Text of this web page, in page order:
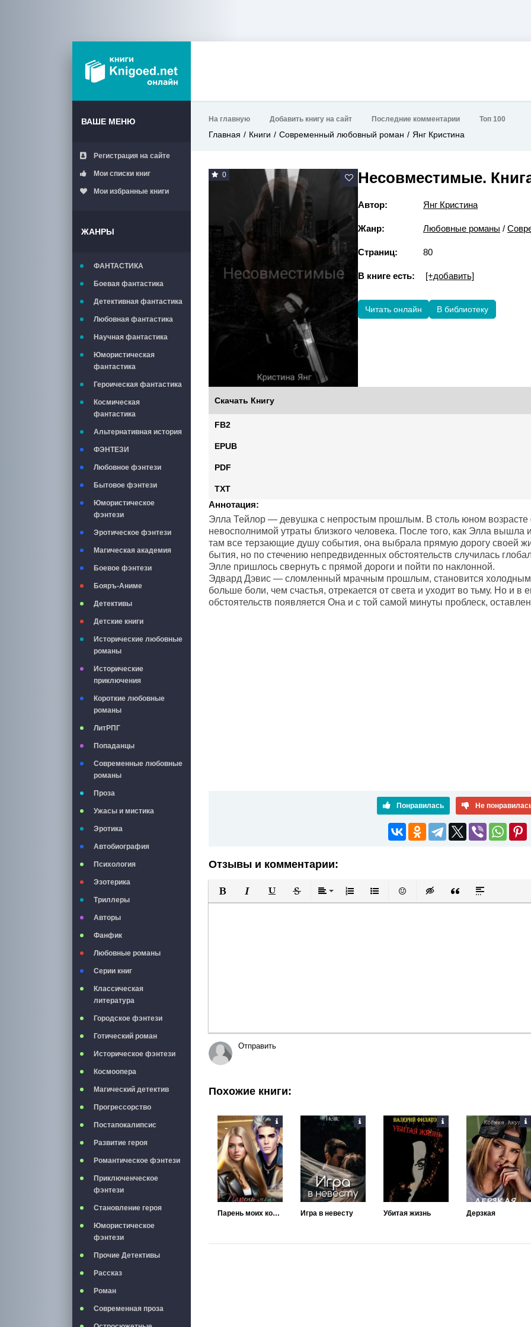
ВАШЕ МЕНЮ
Регистрация на сайте
Мои списки книг
Мои избранные книги
ЖАНРЫ
ФАНТАСТИКА
Боевая фантастика
Детективная фантастика
Любовная фантастика
Научная фантастика
Юмористическая
фантастика
Героическая фантастика
Космическая
фантастика
Альтернативная история
ФЭНТЕЗИ
Любовное фэнтези
Бытовое фэнтези
Юмористическое
фэнтези
Эротическое фэнтези
Магическая академия
Боевое фэнтези
Бояръ-Аниме
Детективы
Детские книги
Исторические любовные
романы
Исторические
приключения
Короткие любовные
романы
ЛитРПГ
Попаданцы
Современные любовные
романы
Проза
Ужасы и мистика
Эротика
Автобиография
Психология
Эзотерика
Триллеры
Авторы
Фанфик
Любовные романы
Серии книг
Классическая
литература
Городское фэнтези
Готический роман
Историческое фэнтези
Космоопера
Магический детектив
Прогрессорство
Постапокалипсис
Развитие героя
Романтическое фэнтези
Приключенческое
фэнтези
Становление героя
Юмористическое
фэнтези
Прочие Детективы
Рассказ
Роман
Современная проза
На главную Добавить книгу на сайт Последние комментарии Топ 100
Главная Книги Современный любовный роман Янг Кристина
0 Несовместимые.
Автор: Янг Кристина
Жанр: Любовные романы /
Страниц: 80
В книге есть: [+добавить]
Читать онлайн В библиотеку
Скачать Книгу
FB2
EPUB
PDF
TXT
Аннотация:
Элла Тейлор — девушка с непростым прошлым. В столь юном возрасте
невосполнимой утраты близкого человека. После того, как Элла вышла
там все терзающие душу события, она выбрала прямую дорогу своей
бытия, но по стечению непредвиденных обстоятельств случилась
Элле пришлось свернуть с прямой дороги и пойти по наклонной.
Эдвард Дэвис — сломленный мрачным прошлым, становится
больше боли, чем счастья, отрекается от света и уходит во тьму. Но и
обстоятельств появляется Она и с той самой минуты проблеск,
Понравилась Не
Отзывы и комментарии:
Полужирный
КурсивПодчеркнутый
ЗачеркнутыйВыравнивание
Нумерованный список
Маркированный список
Вставить смайлик
Вставка скрытого текста
Вставка цитаты
Вставка
Отправить
Похожие книги:
Парень моих кошмаров Игра в невесту Убитая жизнь Дерзкая